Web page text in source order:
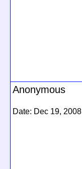
Anonymous
Date: Dec 19, 2008